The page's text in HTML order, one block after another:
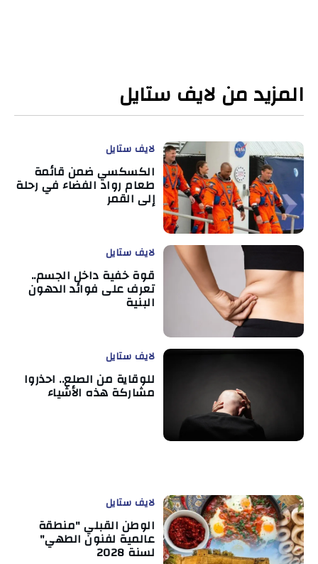
المزيد من لايف ستايل
لايف ستايل
الكسكسي ضمن قائمة
طعام رواد الفضاء في رحلة
إلى القمر
لايف ستايل
قوة خفية داخل الجسم..
تعرف على فوائد الدهون
البنية
لايف ستايل
للوقاية من الصلع.. احذروا
مشاركة هذه الأشياء
لايف ستايل
الوطن القبلي "منطقة
عالمية لفنون الطهي"
لسنة 2028